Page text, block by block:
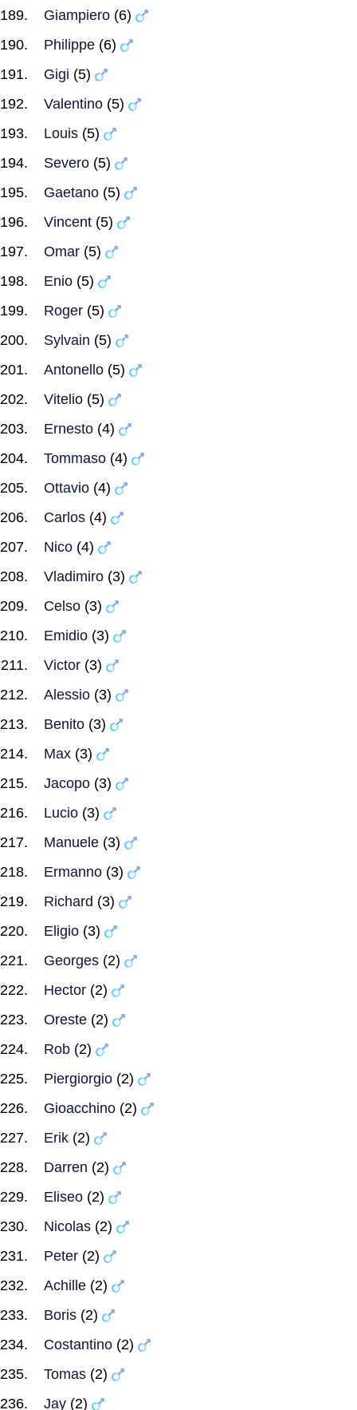
Giampiero (6)
Philippe (6)
Gigi (5)
Valentino (5)
Louis (5)
Severo (5)
Gaetano (5)
Vincent (5)
Omar (5)
Enio (5)
Roger (5)
Sylvain (5)
Antonello (5)
Vitelio (5)
Ernesto (4)
Tommaso (4)
Ottavio (4)
Carlos (4)
Nico (4)
Vladimiro (3)
Celso (3)
Emidio (3)
Victor (3)
Alessio (3)
Benito (3)
Max (3)
Jacopo (3)
Lucio (3)
Manuele (3)
Ermanno (3)
Richard (3)
Eligio (3)
Georges (2)
Hector (2)
Oreste (2)
Rob (2)
Piergiorgio (2)
Gioacchino (2)
Erik (2)
Darren (2)
Eliseo (2)
Nicolas (2)
Peter (2)
Achille (2)
Boris (2)
Costantino (2)
Tomas (2)
Jay (2)